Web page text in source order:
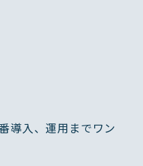
導入、運用までワン